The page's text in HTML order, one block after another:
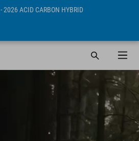
- 2026 ACID CARBON HYBRID